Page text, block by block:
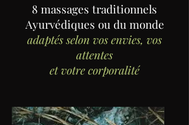
8 massages traditionnels
Ayurvédiques ou du monde
adaptés selon vos envies, vos
attentes
et votre corporalité